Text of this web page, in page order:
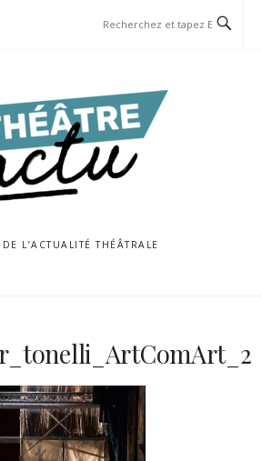
L’ACTUALITÉ THÉÂTRALE